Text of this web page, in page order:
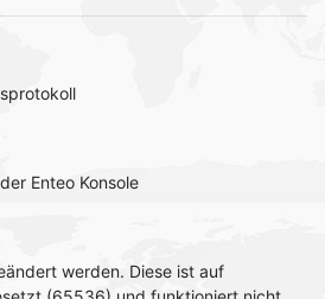
Enteo Konsole
werden. Diese ist auf